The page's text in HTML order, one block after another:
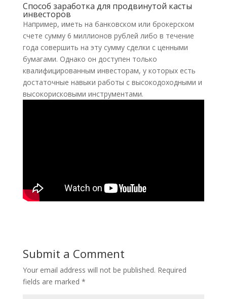
Способ заработка для продвинутой касты
инвесторов
Например, иметь на банковском или брокерском
счете сумму 6 миллионов рублей либо в течение
года совершить на эту сумму сделки с ценными
бумагами. Однако он доступен только
квалифицированным инвесторам, у которых есть
достаточные навыки работы с высокодоходными и
высокорисковыми инструментами.
Submit a Comment
Your email address will not be published. Required
fields are marked *